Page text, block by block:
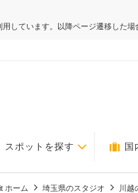
しています。以降ページ遷移した
スポットを探す 国
ホーム 埼玉県のスタジオ 川越